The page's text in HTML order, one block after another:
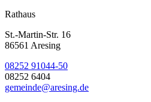
Rathaus
St.-Martin-Str. 16
86561 Aresing
08252 91044-50
08252 6404
gemeinde@aresing.de